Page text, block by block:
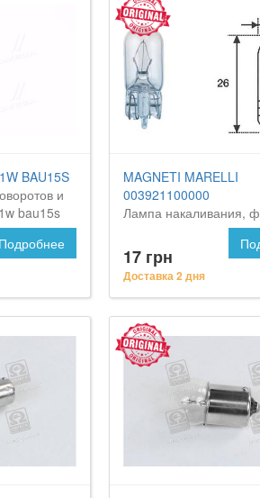
BAU15S
и
bau15s
<tempest>
Подробнее
MAGNETI MARELLI
003921100000
Лампа накаливания,
освещения
Ситроен С5
17 грн
Доставка 2 дня